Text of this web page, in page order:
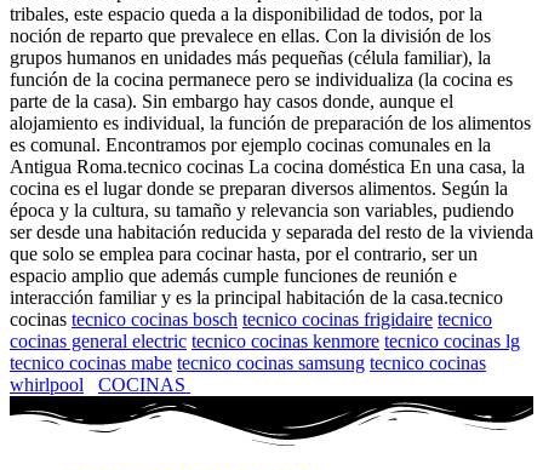
tribales, este espacio queda a la disponibilidad de todos, por la
noción de reparto que prevalece en ellas. Con la división de los
grupos humanos en unidades más pequeñas (célula familiar), la
función de la cocina permanece pero se individualiza (la cocina es
parte de la casa). Sin embargo hay casos donde, aunque el
alojamiento es individual, la función de preparación de los alimentos
es comunal. Encontramos por ejemplo cocinas comunales en la
Antigua Roma.tecnico cocinas La cocina doméstica En una casa, la
cocina es el lugar donde se preparan diversos alimentos. Según la
época y la cultura, su tamaño y relevancia son variables, pudiendo
ser desde una habitación reducida y separada del resto de la vivienda
que solo se emplea para cocinar hasta, por el contrario, ser un
espacio amplio que además cumple funciones de reunión e
interacción familiar y es la principal habitación de la casa.tecnico
cocinas tecnico cocinas bosch tecnico cocinas frigidaire tecnico
cocinas general electric tecnico cocinas kenmore tecnico cocinas lg
tecnico cocinas mabe tecnico cocinas samsung tecnico cocinas
whirlpool
COCINAS